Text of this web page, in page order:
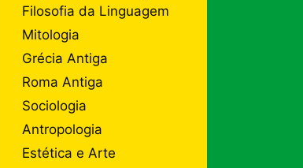
Filosofia da Linguagem
Mitologia
Grécia Antiga
Roma Antiga
Sociologia
Antropologia
Estética e Arte